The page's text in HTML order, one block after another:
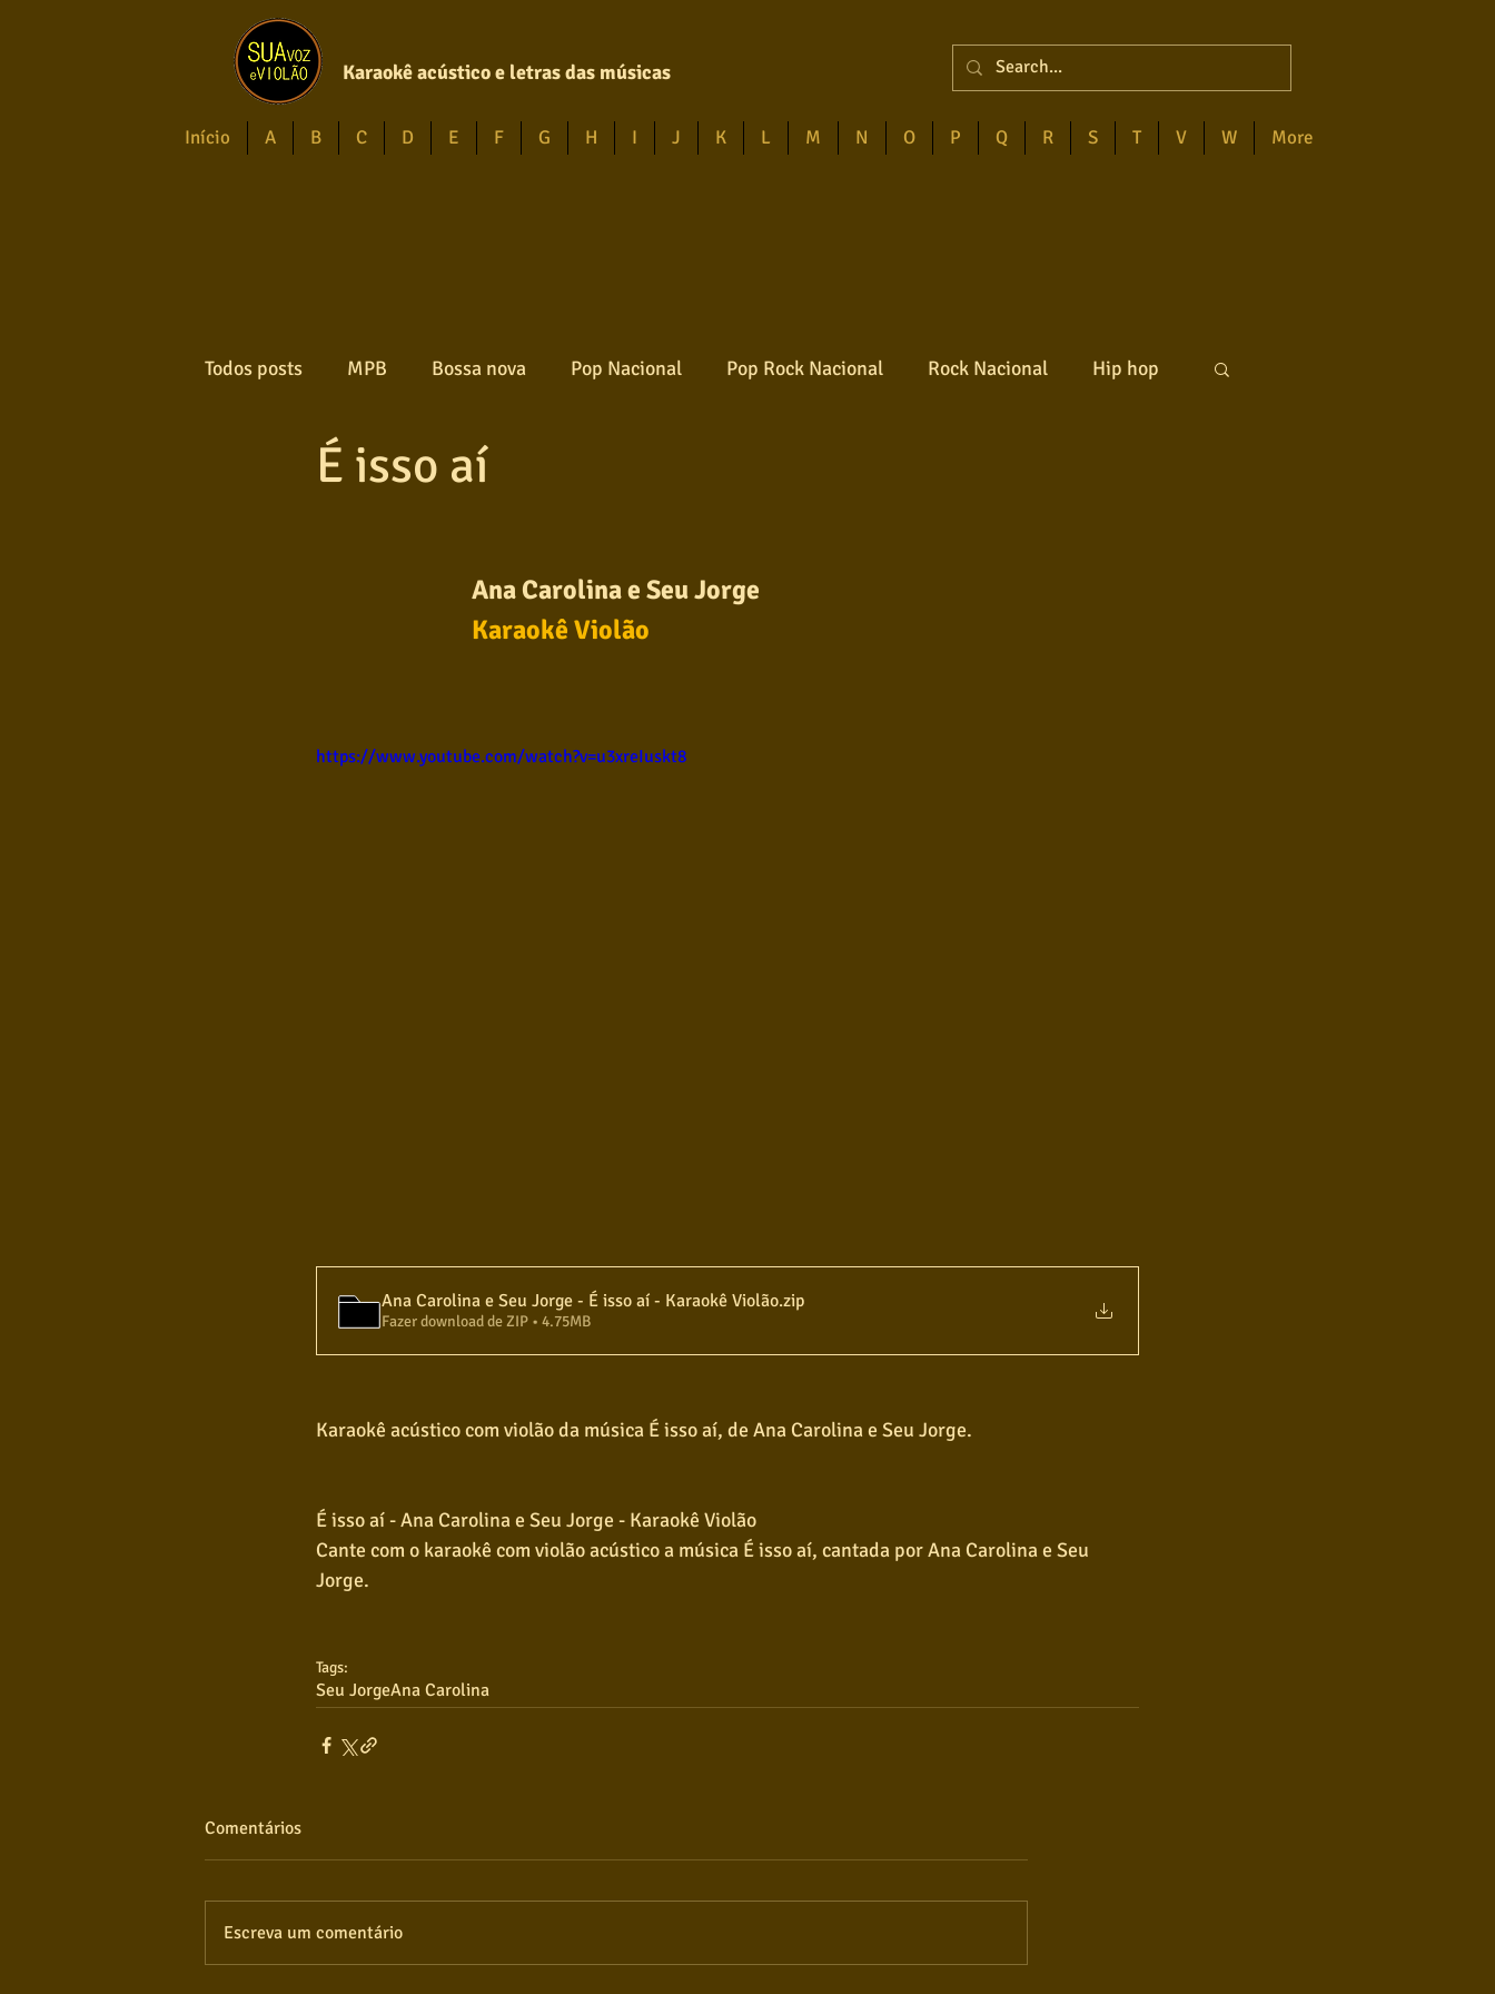
Karaokê acústico e letras das músicas
Início A B C D E F G H I J K L M N O P Q R S T V W More
Todos posts MPB Bossa nova Pop Nacional Pop Rock Nacional Rock Nacional Hip hop
Gospel Axé
Brega Destaques
É isso aí
Ana Carolina e Seu Jorge
Karaokê Violão
https://www.youtube.com/watch?v=u3xreIuskt8
Ana Carolina e Seu Jorge - É isso aí - Karaokê Violão.zip
Fazer download de ZIP • 4.75MB
Karaokê acústico com violão da música É isso aí, de Ana Carolina e Seu Jorge.
É isso aí - Ana Carolina e Seu Jorge - Karaokê Violão
Cante com o karaokê com violão acústico a música É isso aí, cantada por Ana Carolina e Seu
Jorge.
Tags:
Seu JorgeAna Carolina
Comentários
Escreva um comentário